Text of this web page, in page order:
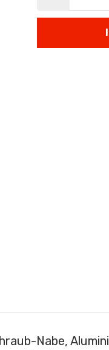
Nabe,